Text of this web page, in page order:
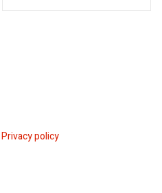
Privacy policy